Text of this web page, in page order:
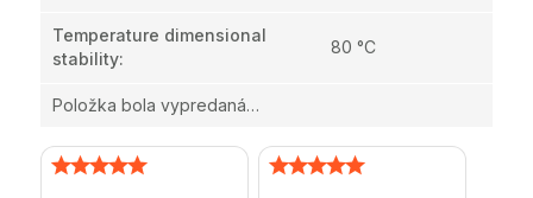
Temperature dimensional
stability:
80 °C
Položka bola vypredaná…